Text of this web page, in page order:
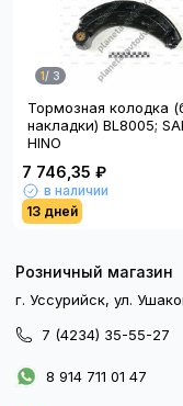
1/ 3
Тормозная колодка
накладки) BL8005;
HINO
7 746,35 ₽
в наличии
13 дней
Розничный магазин
г. Уссурийск, ул.
7 (4234) 35-55-27
8 914 711 01 47